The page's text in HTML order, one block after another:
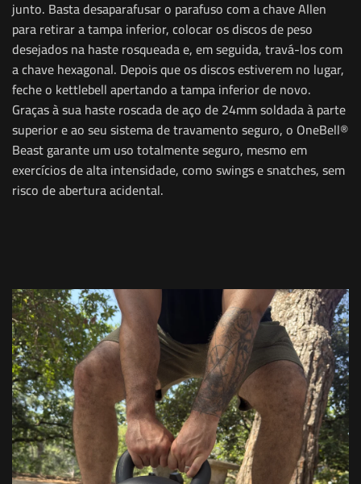
junto. Basta desaparafusar o parafuso com a chave Allen
para retirar a tampa inferior, colocar os discos de peso
desejados na haste rosqueada e, em seguida, travá-los com
a chave hexagonal. Depois que os discos estiverem no lugar,
feche o kettlebell apertando a tampa inferior de novo.
Graças à sua haste roscada de aço de 24mm soldada à parte
superior e ao seu sistema de travamento seguro, o OneBell®
Beast garante um uso totalmente seguro, mesmo em
exercícios de alta intensidade, como swings e snatches, sem
risco de abertura acidental.